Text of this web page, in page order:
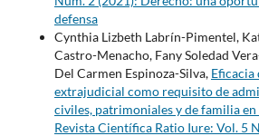
defensa
Cynthia Lizbeth Labrín-Pimentel,
Castro-Menacho, Fany Soledad
Del Carmen Espinoza-Silva, Eficacia
extrajudicial como requisito de
civiles, patrimoniales y de familia en
Revista Científica Ratio Iure: Vol. 5